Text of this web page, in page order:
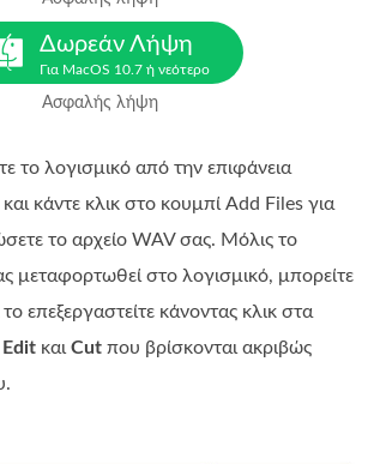
Δωρεάν Λήψη
Για MacOS 10.7 ή νεότερο
Ασφαλής λήψη
το λογισμικό από την επιφάνεια
κάντε κλικ στο κουμπί Add Files για
το αρχείο WAV σας. Μόλις το
μεταφορτωθεί στο λογισμικό, μπορείτε
επεξεργαστείτε κάνοντας κλικ στα
Edit καιCut που βρίσκονται ακριβώς